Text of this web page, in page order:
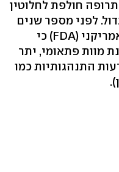
חולפת לחלוטין
לפני מספר שנים
קבע מינהל המזון והתרופות האמריקני (FDA) כי
מוות פתאומי, יתר
התנהגותיות כמו